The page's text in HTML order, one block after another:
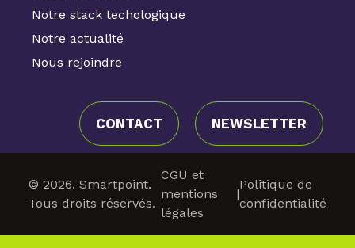
Notre stack techologique
Notre actualité
Nous rejoindre
CONTACT NEWSLETTER
© 2026. Smartpoint.
Tous droits réservés.
CGU et
mentions
légales
|
Politique de
confidentialité